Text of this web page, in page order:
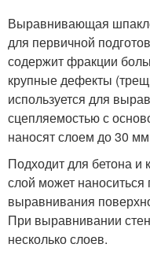
Выравнивающая
для первичной
содержит фракции
крупные дефекты
используется для
сцепляемостью с
наносят слоем до 30
Подходит для бетона и
слой может
выравнивания
При выравнивании
несколько слоев.